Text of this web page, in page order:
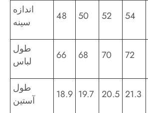
اندازه
سینه
48 50 52 54
طول
لباس
66 68 70 72
طول
آستین
18.9 19.7 20.5 21.3